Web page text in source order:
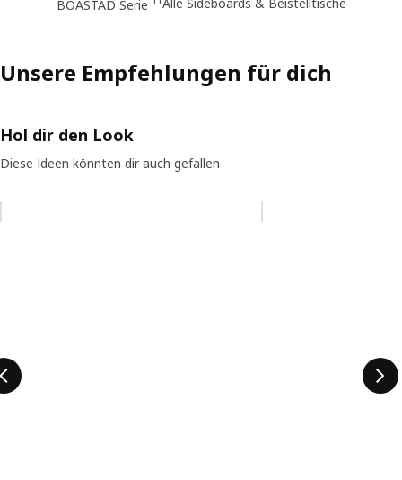
BOASTAD Serie
Unsere Empfehlungen für dich
Hol dir den Look
Diese Ideen könnten dir auch gefallen